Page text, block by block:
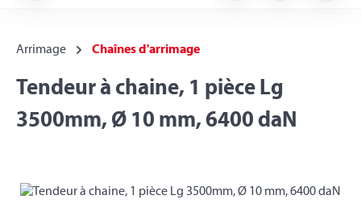
Arrimage Chaînes d'arrimage
Tendeur à chaine, 1 pièce Lg
3500mm, Ø 10 mm, 6400 daN
Skip image gallery